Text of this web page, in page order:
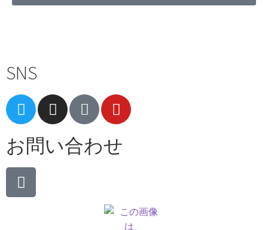
SNS
お問い合わせ